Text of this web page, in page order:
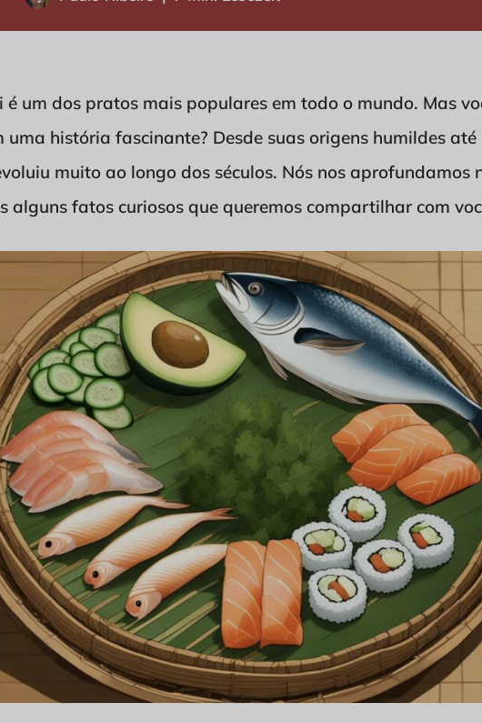
um dos pratos mais populares em todo o mundo. Mas
história fascinante? Desde suas origens humildes até
muito ao longo dos séculos. Nós nos aprofundamos
alguns fatos curiosos que queremos compartilhar com